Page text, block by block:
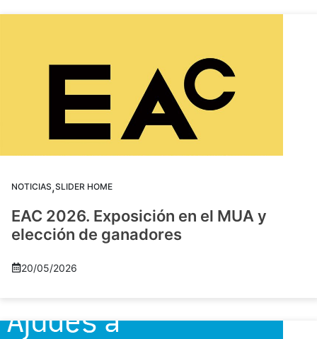
NOTICIAS,SLIDER HOME
EAC 2026. Exposición en el MUA y
elección de ganadores
20/05/2026